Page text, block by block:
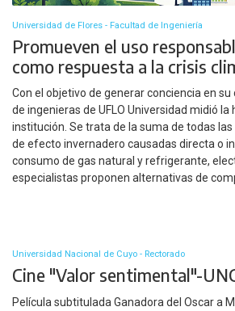
Universidad de Flores - Facultad de Ingeniería
Promueven el uso
como respuesta a la crisis
Con el objetivo de generar conciencia en
de ingenieras de UFLO Universidad midió la
institución. Se trata de la suma de todas
de efecto invernadero causadas directa o
consumo de gas natural y refrigerante,
especialistas proponen alternativas de
Universidad Nacional de Cuyo - Rectorado
Cine "Valor sentimental"-
Película subtitulada Ganadora del Oscar a